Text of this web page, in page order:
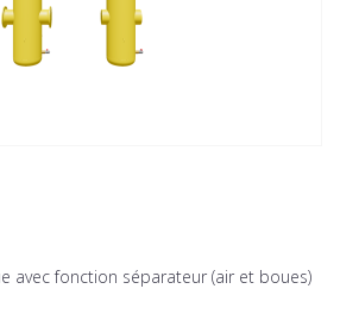
avec fonction séparateur (air et boues)